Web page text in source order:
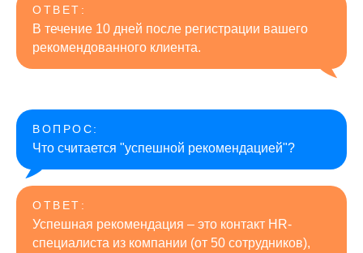
ОТВЕТ:
В течение 10 дней после регистрации вашего
рекомендованного клиента.
ВОПРОС:
Что считается "успешной рекомендацией"?
ОТВЕТ:
Успешная рекомендация – это контакт HR-
специалиста из компании (от 50 сотрудников),